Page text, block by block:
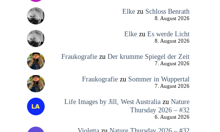
Elkezu Schloss Benrath
8. August 2026
Elkezu Es werde Licht
8. August 2026
Fraukografiezu Der krumme Spiegel der Zeit
7. August 2026
Fraukografiezu Sommer in Wuppertal
7. August 2026
Life Images by Jill, West Australiazu Nature
Thursday 2026 – #32
6. August 2026